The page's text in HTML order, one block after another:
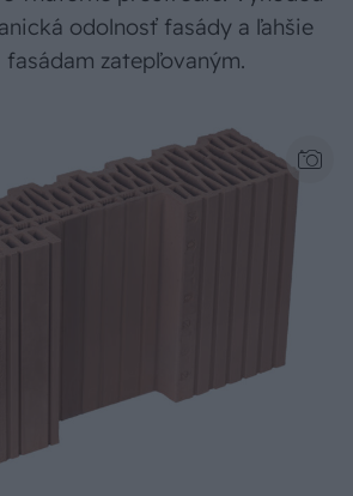
odolnosť fasády a ľahšie
zatepľovaným.